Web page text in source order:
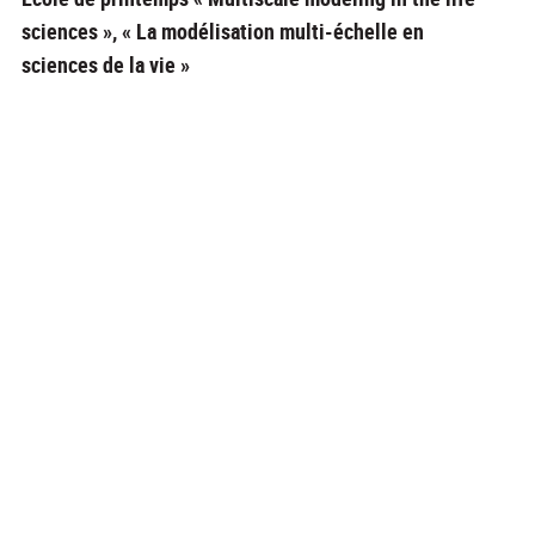
sciences », « La modélisation multi-échelle en
sciences de la vie »